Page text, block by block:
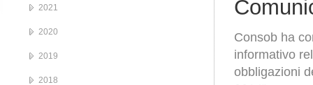
Consob ha
informativo
obbligazioni
2021
2020
2019
2018